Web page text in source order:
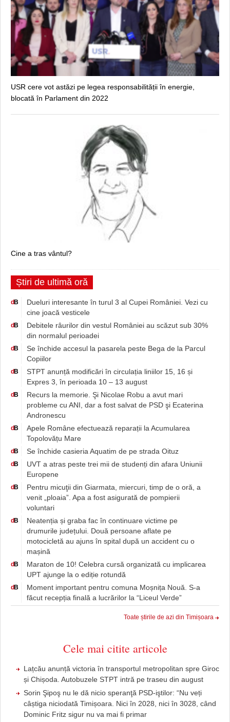
USR cere vot astăzi pe legea responsabilității în energie,
blocată în Parlament din 2022
Cine a tras vântul?
Știri de ultimă oră
d B
Dueluri interesante în turul 3 al Cupei României. Vezi cu
cine joacă vesticele
d B
Debitele râurilor din vestul României au scăzut sub 30%
din normalul perioadei
d B
Se închide accesul la pasarela peste Bega de la Parcul
Copiilor
d B
STPT anunță modificări în circulația liniilor 15, 16 și
Expres 3, în perioada 10 – 13 august
d B
Recurs la memorie. Şi Nicolae Robu a avut mari
probleme cu ANI, dar a fost salvat de PSD şi Ecaterina
Andronescu
d B
Apele Române efectuează reparații la Acumularea
Topolovățu Mare
d B Se închide casieria Aquatim de pe strada Oituz
d B
UVT a atras peste trei mii de studenți din afara Uniunii
Europene
d B
Pentru micuţii din Giarmata, miercuri, timp de o oră, a
venit „ploaia”. Apa a fost asigurată de pompierii
voluntari
d B
Neatenția și graba fac în continuare victime pe
drumurile județului. Două persoane aflate pe
motocicletă au ajuns în spital după un accident cu o
mașină
d B
Maraton de 10! Celebra cursă organizată cu implicarea
UPT ajunge la o ediție rotundă
d B
Moment important pentru comuna Moșnița Nouă. S-a
făcut recepția finală a lucrărilor la “Liceul Verde”
Toate știrile de azi din Timișoara
Cele mai citite articole
Lațcău anunță victoria în transportul metropolitan spre Giroc
și Chișoda. Autobuzele STPT intră pe traseu din august
Sorin Şipoş nu le dă nicio speranţă PSD-iştilor: “Nu veți
câștiga niciodată Timișoara. Nici în 2028, nici în 3028, când
Dominic Fritz sigur nu va mai fi primar